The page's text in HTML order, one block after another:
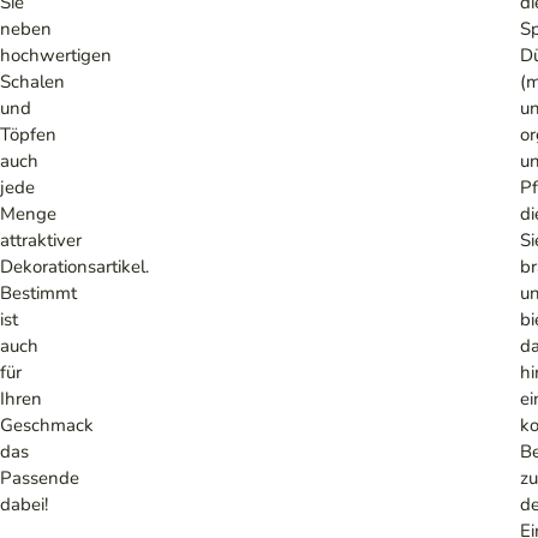
neben
hochwertigen
Schalen
und
Töpfen
auch
jede
Menge
attraktiver
Dekorationsartikel.
Bestimmt
ist
auch
für
Ihren
Geschmack
das
Passende
dabei!
zu